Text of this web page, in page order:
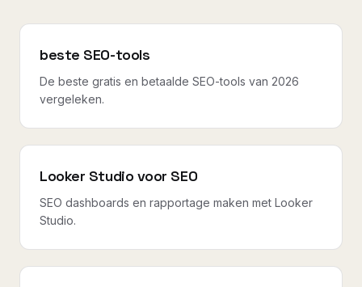
beste SEO-tools
De beste gratis en betaalde SEO-tools van 2026
vergeleken.
Looker Studio voor SEO
SEO dashboards en rapportage maken met Looker
Studio.